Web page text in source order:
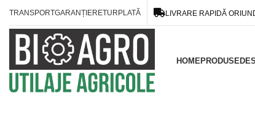
TRANSPORTGARANȚIERETURPLATĂ LIVRARE RAPIDĂ
HOMEPRODUSE